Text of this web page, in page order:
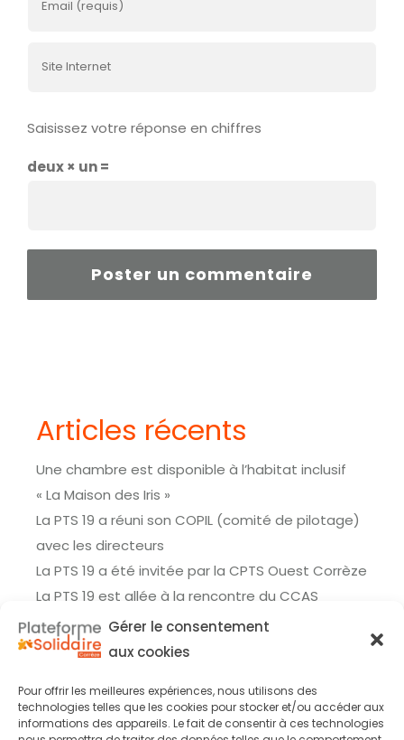
Gérer le consentement
aux cookies
Pour offrir les meilleures expériences, nous utilisons des
technologies telles que les cookies pour stocker et/ou accéder aux
informations des appareils. Le fait de consentir à ces technologies
Saisissez votre réponse en chiffres
deux × un =
Articles récents
Une chambre est disponible à l’habitat inclusif
« La Maison des Iris »
La PTS 19 a réuni son COPIL (comité de pilotage)
avec les directeurs
La PTS 19 a été invitée par la CPTS Ouest Corrèze
La PTS 19 est allée à la rencontre du CCAS
La PTS 19 a été invitée à participer au forum de
l’emploi à Objat